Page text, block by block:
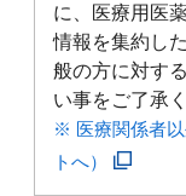
に、医療用医
情報を集約し
般の方に対す
い事をご了承
※ 医療関係者
トへ）